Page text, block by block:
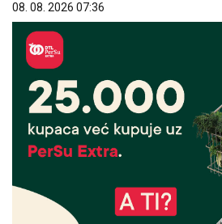
08. 08. 2026 07:36